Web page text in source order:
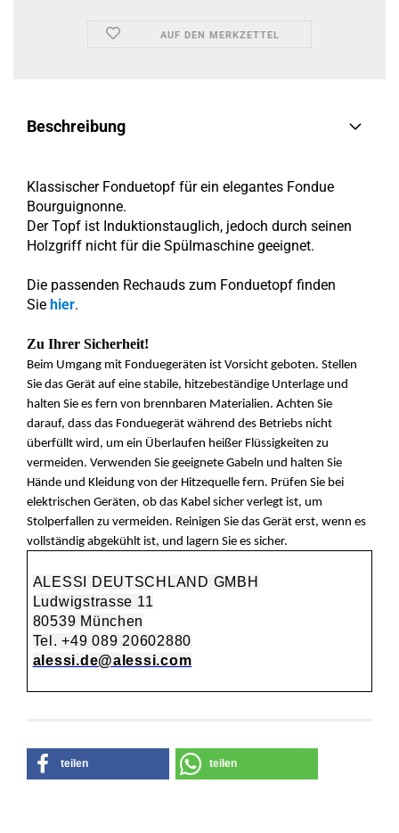
AUF DEN MERKZETTEL
Beschreibung
Klassischer Fonduetopf für ein elegantes Fondue
Bourguignonne.
Der Topf ist Induktionstauglich, jedoch durch seinen
Holzgriff nicht für die Spülmaschine geeignet.
Die passenden Rechauds zum Fonduetopf finden
Sie hier.
Zu Ihrer Sicherheit!
Beim Umgang mit Fonduegeräten ist Vorsicht geboten. Stellen
Sie das Gerät auf eine stabile, hitzebeständige Unterlage und
halten Sie es fern von brennbaren Materialien. Achten Sie
darauf, dass das Fonduegerät während des Betriebs nicht
überfüllt wird, um ein Überlaufen heißer Flüssigkeiten zu
vermeiden. Verwenden Sie geeignete Gabeln und halten Sie
Hände und Kleidung von der Hitzequelle fern. Prüfen Sie bei
elektrischen Geräten, ob das Kabel sicher verlegt ist, um
Stolperfallen zu vermeiden. Reinigen Sie das Gerät erst, wenn es
vollständig abgekühlt ist, und lagern Sie es sicher.
ALESSI DEUTSCHLAND GMBH
Ludwigstrasse 11
80539 München
Tel. +49 089 20602880
alessi.de@alessi.com
teilen teilen